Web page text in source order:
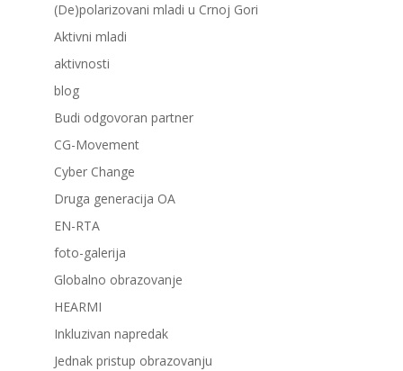
(De)polarizovani mladi u Crnoj Gori
Aktivni mladi
aktivnosti
blog
Budi odgovoran partner
CG-Movement
Cyber Change
Druga generacija OA
EN-RTA
foto-galerija
Globalno obrazovanje
HEARMI
Inkluzivan napredak
Jednak pristup obrazovanju